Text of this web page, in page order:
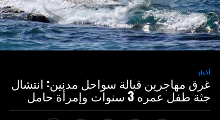
أخبار
غرق مهاجرين قبالة سواحل مدنين: انتشال
جثة طفل عمره 3 سنوات وإمرأة حامل